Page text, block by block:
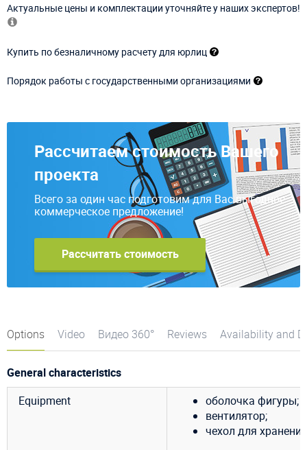
Актуальные цены и комплектации уточняйте у наших экспертов!
Купить по безналичному расчету для юрлиц
Порядок работы с государственными организациями
Рассчитаем стоимость Вашего
проекта
Всего за один час подготовим для Вас выгодное
коммерческое предложение!
Рассчитать стоимость
Options Video Видео 360° Reviews Availability and
General characteristics
Equipment
оболочка фигуры;
вентилятор;
чехол для